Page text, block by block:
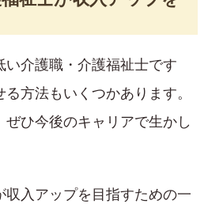
い介護職・介護福祉士です
方法もいくつかあります。
ひ今後のキャリアで生かし
収入アップを目指すための一